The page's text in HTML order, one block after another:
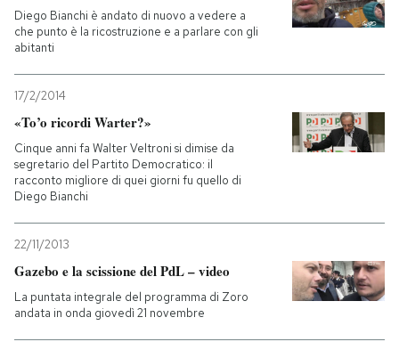
Diego Bianchi è andato di nuovo a vedere a
che punto è la ricostruzione e a parlare con gli
abitanti
17/2/2014
«To’o ricordi Warter?»
Cinque anni fa Walter Veltroni si dimise da
segretario del Partito Democratico: il
racconto migliore di quei giorni fu quello di
Diego Bianchi
22/11/2013
Gazebo e la scissione del PdL – video
La puntata integrale del programma di Zoro
andata in onda giovedì 21 novembre